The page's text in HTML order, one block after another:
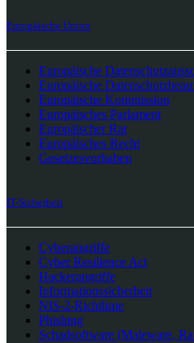
Europäische Union
Europäische
Europäische
Europäische Kommission
Europäisches Parlament
Europäischer Rat
Europäisches Recht
Gesetzesvorhaben
IT-Sicherheit
Cyberangriffe
Cyber Resilience Act
Hackerangriffe
Informationssicherheit
NIS-2-Richtlinie
Phishing
Schadsoftware (Maleware,